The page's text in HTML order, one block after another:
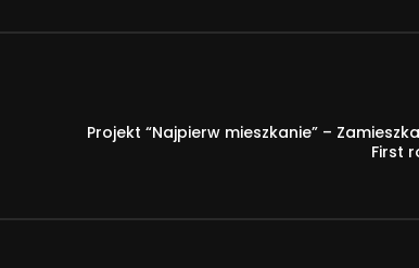
Projekt “Najpierw mieszkanie” –
First